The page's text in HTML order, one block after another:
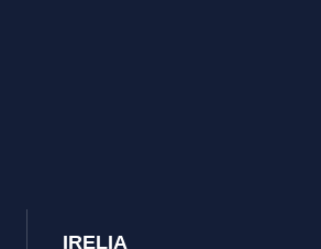
IRELIA